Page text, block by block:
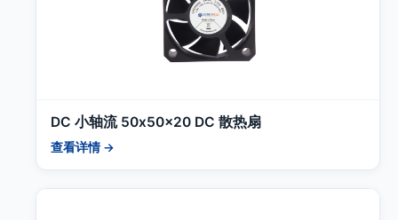
DC 小轴流 50x50x20 DC 散热扇
查看详情 →